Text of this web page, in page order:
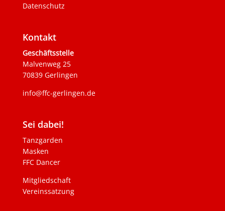
Datenschutz
Kontakt
Geschäftsstelle
Malvenweg 25
70839 Gerlingen
info@ffc-gerlingen.de
Sei dabei!
Tanzgarden
Masken
FFC Dancer
Mitgliedschaft
Vereinssatzung